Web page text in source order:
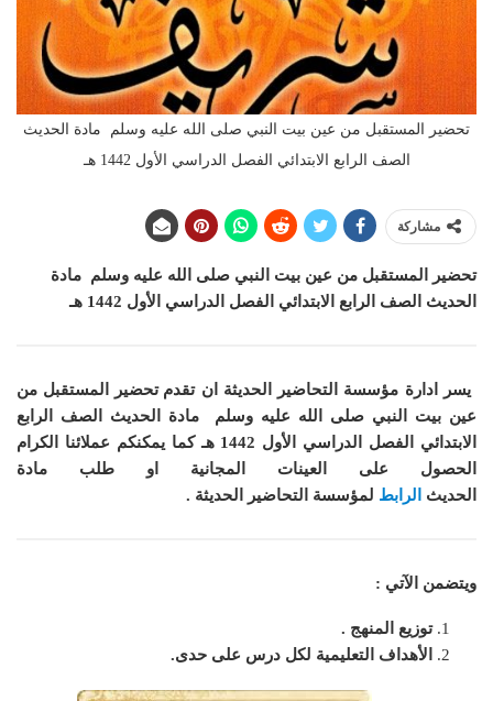
تحضير المستقبل من عين بيت النبي صلى الله عليه وسلم مادة الحديث
الصف الرابع الابتدائي الفصل الدراسي الأول 1442 هـ
مشاركة
تحضير المستقبل من عين بيت النبي صلى الله عليه وسلم مادة
الحديث الصف الرابع الابتدائي الفصل الدراسي الأول 1442 هـ
يسر ادارة مؤسسة التحاضير الحديثة ان تقدم تحضير المستقبل من
عين بيت النبي صلى الله عليه وسلم مادة الحديث الصف الرابع
الابتدائي الفصل الدراسي الأول 1442 هـ
كما يمكنكم عملائنا الكرام
الحصول على العينات المجانية او طلب مادة
الحديث
الرابط لمؤسسة التحاضير الحديثة .
ويتضمن الآتي :
توزيع المنهج .
الأهداف التعليمية لكل درس على حدى.